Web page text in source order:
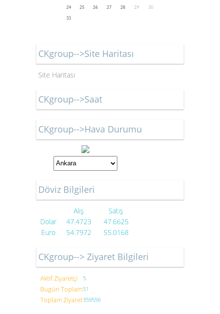
24
25 26 27 28 29
30
31
CKgroup-->Site Haritası
Site Haritası
CKgroup-->Saat
CKgroup-->Hava Durumu
Döviz Bilgileri
Alış
Satış
Dolar
47.4723
47.6625
Euro
54.7972 55.0168
CKgroup--> Ziyaret Bilgileri
Aktif Ziyaretçi 5
Bugün Toplam51
Toplam Ziyaret359556